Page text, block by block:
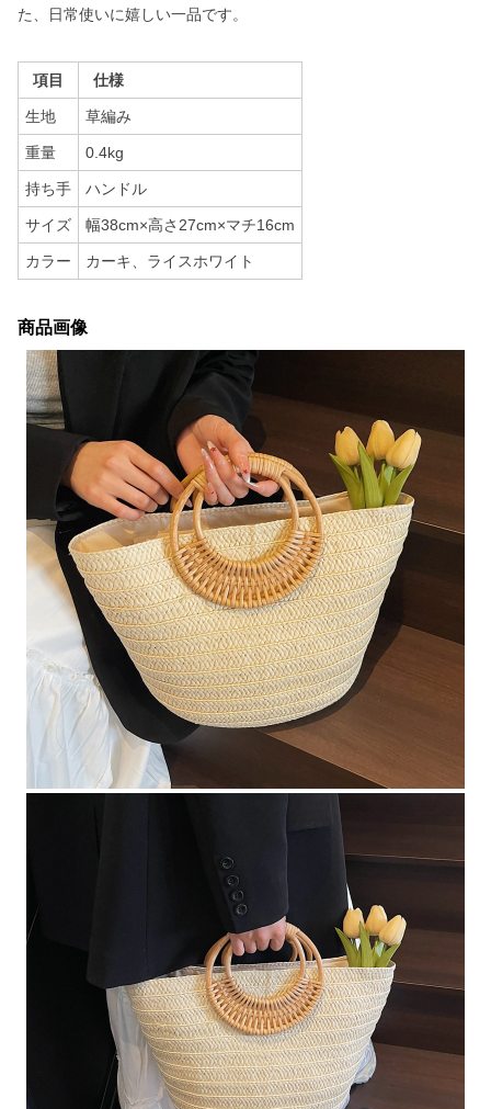
た、日常使いに嬉しい一品です。
項目 仕様
生地 草編み
重量 0.4kg
持ち手 ハンドル
サイズ 幅38cm×高さ27cm×マチ16cm
カラー カーキ、ライスホワイト
商品画像